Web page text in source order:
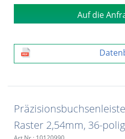
Auf die
Raster 2,54mm, 36-polig